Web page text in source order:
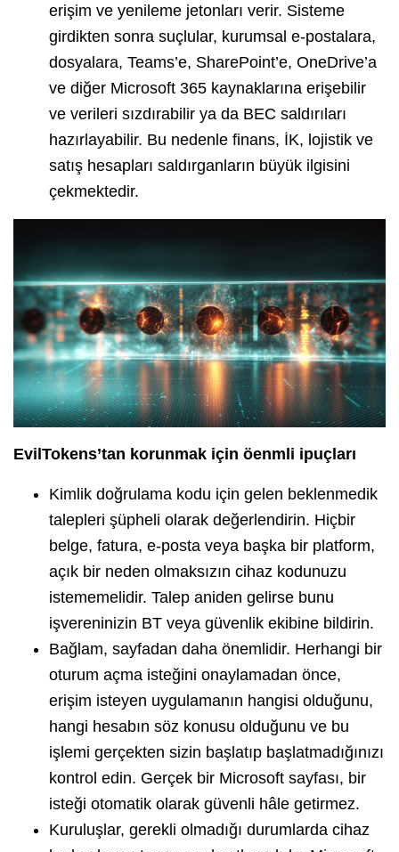
erişim ve yenileme jetonları verir. Sisteme
girdikten sonra suçlular, kurumsal e-postalara,
dosyalara, Teams’e, SharePoint’e, OneDrive’a
ve diğer Microsoft 365 kaynaklarına erişebilir
ve verileri sızdırabilir ya da BEC saldırıları
hazırlayabilir. Bu nedenle finans, İK, lojistik ve
satış hesapları saldırganların büyük ilgisini
çekmektedir.
EvilTokens’tan korunmak için öenmli ipuçları
Kimlik doğrulama kodu için gelen beklenmedik
talepleri şüpheli olarak değerlendirin. Hiçbir
belge, fatura, e-posta veya başka bir platform,
açık bir neden olmaksızın cihaz kodunuzu
istememelidir. Talep aniden gelirse bunu
işvereninizin BT veya güvenlik ekibine bildirin.
Bağlam, sayfadan daha önemlidir. Herhangi bir
oturum açma isteğini onaylamadan önce,
erişim isteyen uygulamanın hangisi olduğunu,
hangi hesabın söz konusu olduğunu ve bu
işlemi gerçekten sizin başlatıp başlatmadığınızı
kontrol edin. Gerçek bir Microsoft sayfası, bir
isteği otomatik olarak güvenli hâle getirmez.
Kuruluşlar, gerekli olmadığı durumlarda cihaz